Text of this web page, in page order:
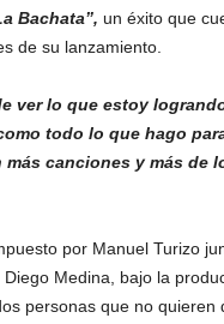
Bachata”, un éxito que
de su lanzamiento.
ver lo que estoy
todo lo que hago
canciones y más de
por Manuel Turizo
Medina, bajo la
personas que no quieren